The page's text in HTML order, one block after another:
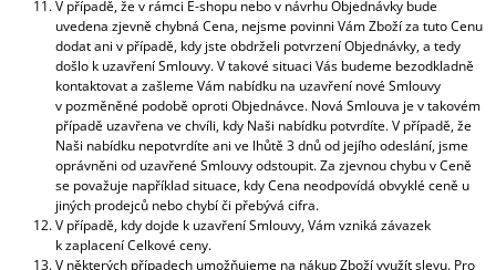
V případě, že v rámci E-shopu nebo v návrhu Objednávky bude
uvedena zjevně chybná Cena, nejsme povinni Vám Zboží za tuto Cenu
dodat ani v případě, kdy jste obdrželi potvrzení Objednávky, a tedy
došlo k uzavření Smlouvy. V takové situaci Vás budeme bezodkladně
kontaktovat a zašleme Vám nabídku na uzavření nové Smlouvy
v pozměněné podobě oproti Objednávce. Nová Smlouva je v takovém
případě uzavřena ve chvíli, kdy Naši nabídku potvrdíte. V případě, že
Naši nabídku nepotvrdíte ani ve lhůtě 3 dnů od jejího odeslání, jsme
oprávněni od uzavřené Smlouvy odstoupit. Za zjevnou chybu v Ceně
se považuje například situace, kdy Cena neodpovídá obvyklé ceně u
jiných prodejců nebo chybí či přebývá cifra.
V případě, kdy dojde k uzavření Smlouvy, Vám vzniká závazek
k zaplacení Celkové ceny.
V některých případech umožňujeme na nákup Zboží využít slevu. Pro